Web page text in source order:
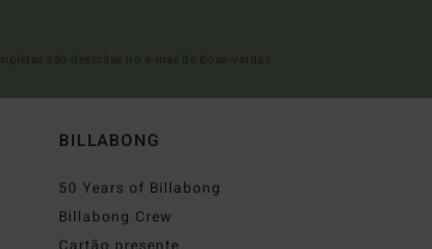
BILLABONG
50 Years of Billabong
Billabong Crew